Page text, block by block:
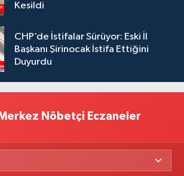
Kesildi
CHP’de İstifalar Sürüyor: Eski İl
Başkanı Şirinocak İstifa Ettiğini
Duyurdu
Merkez Nöbetçi Eczaneler